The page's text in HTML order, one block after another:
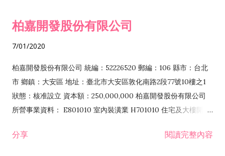
柏嘉開發股份有限公司
7/01/2020
柏嘉開發股份有限公司 統編：52226520 郵編：106 縣市：台北
市 鄉鎮：大安區 地址：臺北市大安區敦化南路2段77號10樓之1
狀態：核准設立 資本額：250,000,000 柏嘉開發股份有限公司
所營事業資料： E801010 室內裝潢業 H701010 住宅及大樓開發
發業 H703090 不動產買賣業 H703100 不動產租賃業 I503010
分享 閱讀完整內容